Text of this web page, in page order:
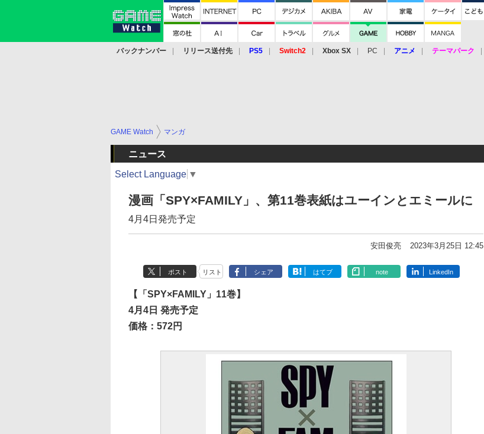
バックナンバー リリース送付先 PS5 Switch2 Xbox SX PC アニメ テーマパーク
GAME Watch マンガ
ニュース
Select Language ▼
漫画「SPY×FAMILY」、第11巻表紙はユーインとエミールに
4月4日発売予定
安田俊亮 2023年3月25日 12:45
ポスト リスト シェア はてブ note LinkedIn
【「SPY×FAMILY」11巻】
4月4日 発売予定
価格：572円